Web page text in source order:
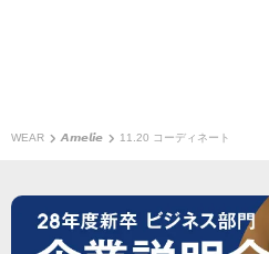
WEAR 𝘼𝙢𝙚𝙡𝙞𝙚 11.20 コーディネート